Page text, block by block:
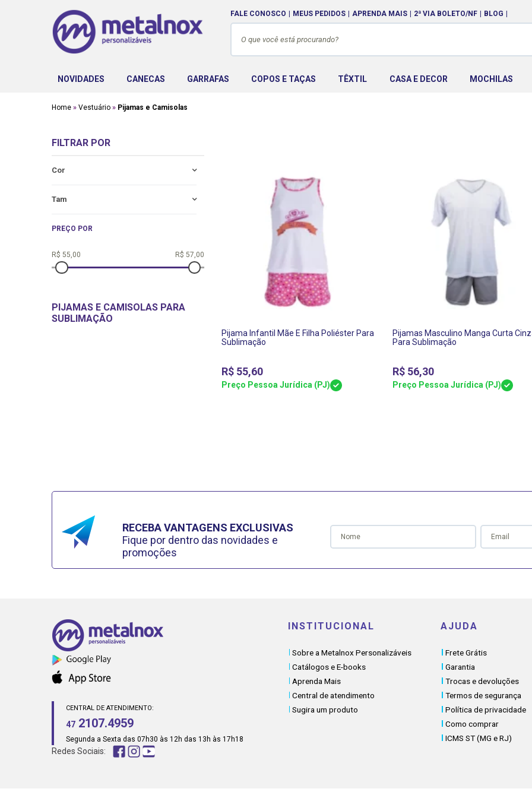
FALE CONOSCO MEUS PEDIDOS APRENDA MAIS 2ª VIA BOLETO/NF BLOG
NOVIDADES CANECAS GARRAFAS COPOS E TAÇAS TÊXTIL CASA E DECOR MOCHILAS
Home Vestuário Pijamas e Camisolas
FILTRAR POR
Cor
Tam
PREÇO POR
PIJAMAS E CAMISOLAS PARA
SUBLIMAÇÃO
Pijama Infantil Mãe E Filha Poliéster Para
Sublimação
R$ 55,60
Preço Pessoa Jurídica (PJ)
Pijamas Masculino Manga Curta
Para Sublimação
R$ 56,30
Preço Pessoa Jurídica (PJ)
RECEBA VANTAGENS EXCLUSIVAS
Fique por dentro das novidades e
promoções
CENTRAL DE ATENDIMENTO:
47 2107.4959
Segunda a Sexta das 07h30 às 12h das 13h às 17h18
Redes Sociais:
INSTITUCIONAL
Sobre a Metalnox Personalizáveis
Catálogos e E-books
Aprenda Mais
Central de atendimento
Sugira um produto
AJUDA
Frete Grátis
Garantia
Trocas e devoluções
Termos de segurança
Política de privacidade
Como comprar
ICMS ST (MG e RJ)